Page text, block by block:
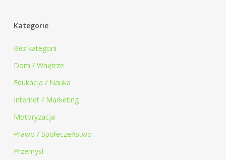
Kategorie
Bez kategorii
Dom / Wnętrze
Edukacja / Nauka
Internet / Marketing
Motoryzacja
Prawo / Społeczeństwo
Przemysł